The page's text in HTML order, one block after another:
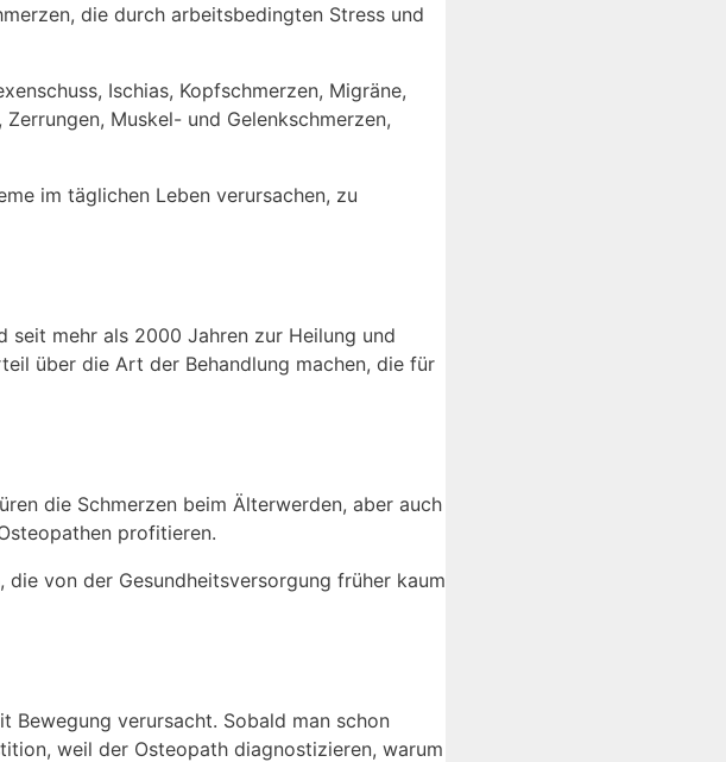
die durch arbeitsbedingten Stress und
Ischias, Kopfschmerzen, Migräne,
Muskel- und Gelenkschmerzen,
im täglichen Leben verursachen, zu
mehr als 2000 Jahren zur Heilung und
über die Art der Behandlung machen, die für
die Schmerzen beim Älterwerden, aber auch
profitieren.
von der Gesundheitsversorgung früher kaum
Bewegung verursacht. Sobald man schon
weil der Osteopath diagnostizieren, warum